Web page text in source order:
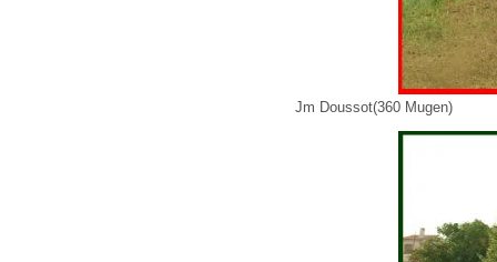
Jm Doussot(360 Mugen)